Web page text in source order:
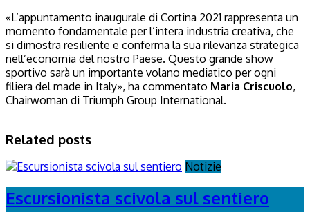
«L’appuntamento inaugurale di Cortina 2021 rappresenta un
momento fondamentale per l’intera industria creativa, che
si dimostra resiliente e conferma la sua rilevanza strategica
nell’economia del nostro Paese. Questo grande show
sportivo sarà un importante volano mediatico per ogni
filiera del made in Italy», ha commentato Maria Criscuolo,
Chairwoman di Triumph Group International.
Related posts
Notizie
Escursionista scivola sul sentiero